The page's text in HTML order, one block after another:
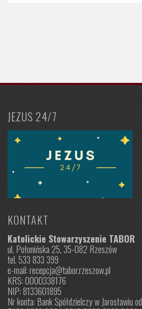
JEZUS 24/7
KONTAKT
Katolickie Stowarzyszenie TABOR
ul. Połonińska 25, 35-082 Rzeszów
tel. 533 833 399
e-mail: recepcja@tabor.rzeszow.pl
KRS: 0000338176
NIP: 8133601895
Nr konta: Bank Spółdzielczy w Jarosławiu